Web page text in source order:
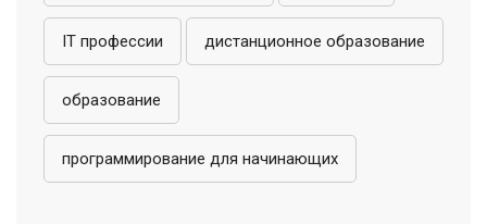
IT профессии дистанционное образование
образование
программирование для начинающих